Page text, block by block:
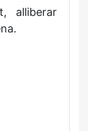
alliberar